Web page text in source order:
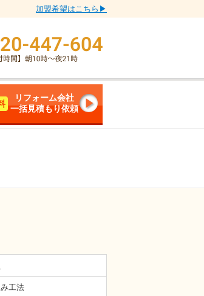
加盟希望はこちら▶
リフォーム会社
一括見積もり依頼
工法